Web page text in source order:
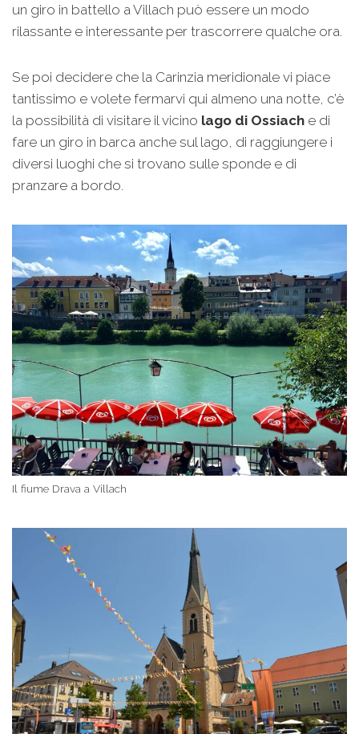
un giro in battello a Villach può essere un modo
rilassante e interessante per trascorrere qualche ora.
Se poi decidere che la Carinzia meridionale vi piace
tantissimo e volete fermarvi qui almeno una notte, c’è
la possibilità di visitare il vicino lago di Ossiach e di
fare un giro in barca anche sul lago, di raggiungere i
diversi luoghi che si trovano sulle sponde e di
pranzare a bordo.
Il fiume Drava a Villach